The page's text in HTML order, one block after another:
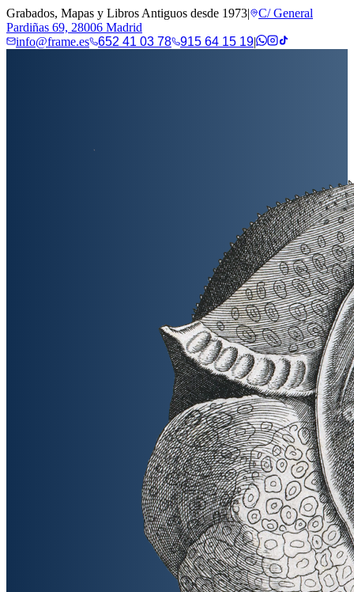
Grabados, Mapas y Libros Antiguos desde 1973|
C/ General
Pardiñas 69, 28006 Madrid
info@frame.es
652 41 03 78 915 64 15 19|